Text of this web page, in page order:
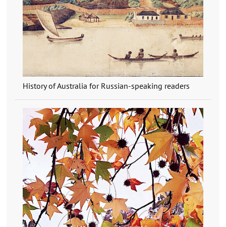
History of Australia for Russian-speaking readers